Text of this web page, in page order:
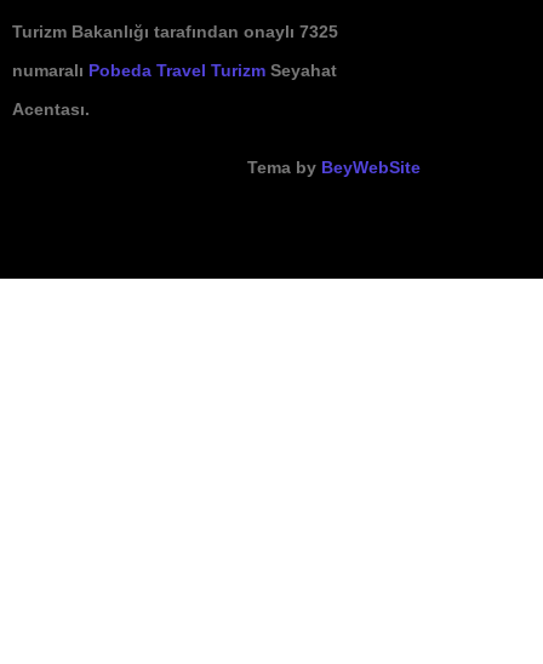
Turizm Bakanlığı tarafından onaylı 7325
numaralı Pobeda Travel Turizm Seyahat
Acentası.
Tema by BeyWebSite